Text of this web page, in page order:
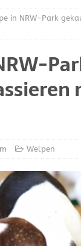
für Hunde – der
für Hunde DIES
für Hunde – Der
Öl für Hunde
Mineralfutter für
für
Ergänzungen für
in NRW-Park
Welpen